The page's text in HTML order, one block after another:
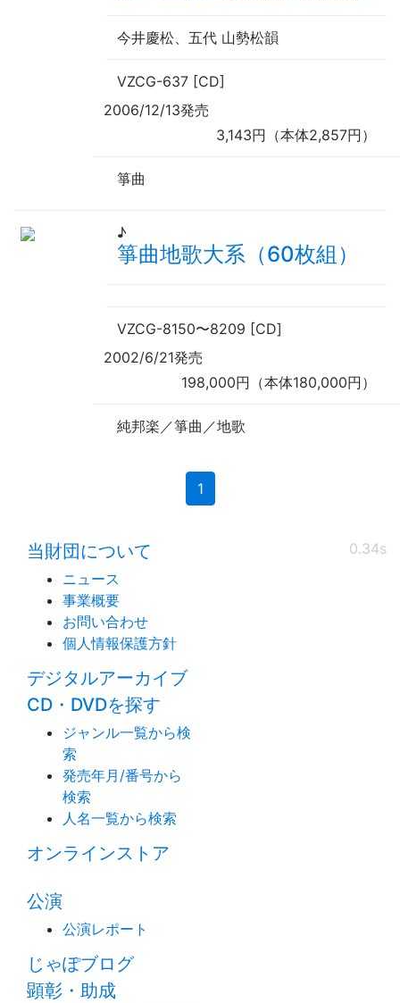
今井慶松、五代 山勢松韻
VZCG-637 [CD]
2006/12/13発売
3,143円（本体2,857円）
箏曲
♪
箏曲地歌大系（60枚組）
VZCG-8150〜8209 [CD]
2002/6/21発売
198,000円（本体180,000円）
純邦楽／箏曲／地歌
1(current)
0.34s
当財団について
ニュース
事業概要
お問い合わせ
個人情報保護方針
デジタルアーカイブ
CD・DVDを探す
ジャンル一覧から検
索
発売年月/番号から
検索
人名一覧から検索
オンラインストア
公演
公演レポート
じゃぽブログ
顕彰・助成